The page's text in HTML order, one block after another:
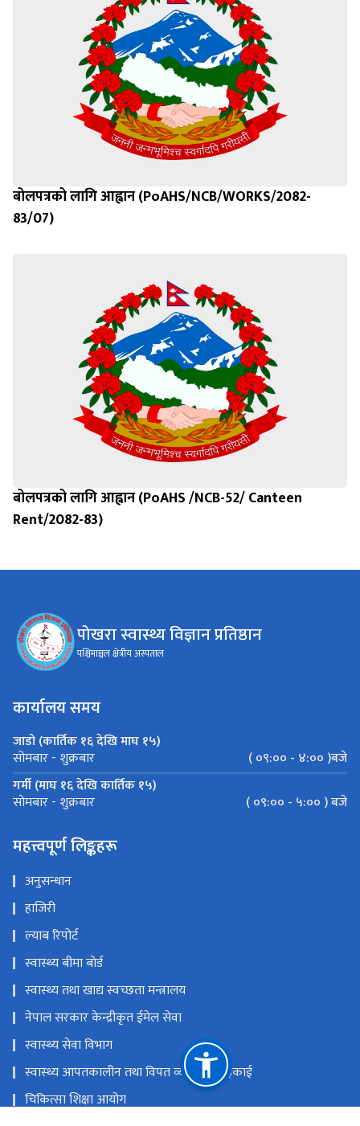
बोलपत्रको लागि आह्वान (PoAHS/NCB/WORKS/2082-
83/07)
बोलपत्रको लागि आह्वान (PoAHS /NCB-52/ Canteen
Rent/2082-83)
पोखरा स्वास्थ्य विज्ञान प्रतिष्ठान
पश्चिमाञ्चल क्षेत्रीय अस्पताल
कार्यालय समय
जाडो (कार्तिक १६ देखि माघ १५)
सोमबार - शुक्रबार
( ०९:०० - ४:०० )बजे
गर्मी (माघ १६ देखि कार्तिक १५)
सोमबार - शुक्रबार ( ०९:०० - ५:०० ) बजे
महत्त्वपूर्ण लिङ्कहरू
अनुसन्धान
हाजिरी
ल्याब रिपोर्ट
स्वास्थ्य बीमा बाेर्ड
स्वास्थ्य तथा खाद्य स्वच्छता मन्त्रालय
नेपाल सरकार केन्द्रीकृत ईमेल सेवा
स्वास्थ्य सेवा विभाग
स्वास्थ्य आपतकालीन तथा विपत व्यबस्थापन इकाई
चिकित्सा शिक्षा आयोग